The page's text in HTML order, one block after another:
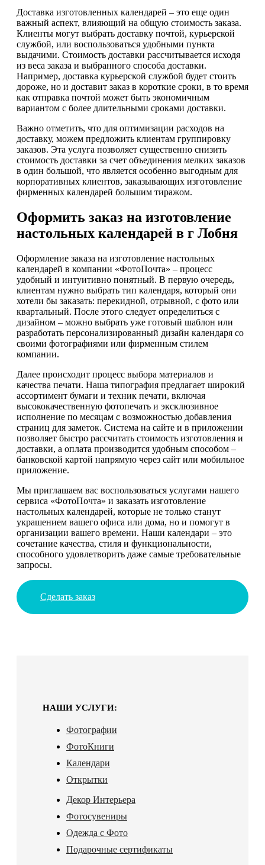
Доставка изготовленных календарей – это еще один
важный аспект, влияющий на общую стоимость заказа.
Клиенты могут выбрать доставку почтой, курьерской
службой, или воспользоваться удобными пункта
выдачими. Стоимость доставки рассчитывается исходя
из веса заказа и выбранного способа доставки.
Например, доставка курьерской службой будет стоить
дороже, но и доставит заказ в короткие сроки, в то время
как отправка почтой может быть экономичным
вариантом с более длительными сроками доставки.
Важно отметить, что для оптимизации расходов на
доставку, можем предложить клиентам группировку
заказов. Эта услуга позволяет существенно снизить
стоимость доставки за счет объединения мелких заказов
в один большой, что является особенно выгодным для
корпоративных клиентов, заказывающих изготовление
фирменных календарей большим тиражом.
Оформить заказ на изготовление
настольных календарей в г Лобня
Оформление заказа на изготовление настольных
календарей в компании «ФотоПочта» – процесс
удобный и интуитивно понятный. В первую очередь,
клиентам нужно выбрать тип календаря, который они
хотели бы заказать: перекидной, отрывной, с фото или
квартальный. После этого следует определиться с
дизайном – можно выбрать уже готовый шаблон или
разработать персонализированный дизайн календаря со
своими фотографиями или фирменным стилем
компании.
Далее происходит процесс выбора материалов и
качества печати. Наша типография предлагает широкий
ассортимент бумаги и техник печати, включая
высококачественную фотопечать и эксклюзивное
исполнение по месяцам с возможностью добавления
страниц для заметок. Система на сайте и в приложении
позволяет быстро рассчитать стоимость изготовления и
доставки, а оплата производится удобным способом –
банковской картой напрямую через сайт или мобильное
приложение.
Мы приглашаем вас воспользоваться услугами нашего
сервиса «ФотоПочта» и заказать изготовление
настольных календарей, которые не только станут
украшением вашего офиса или дома, но и помогут в
организации вашего времени. Наши календари – это
сочетание качества, стиля и функциональности,
способного удовлетворить даже самые требовательные
запросы.
Сделать заказ
НАШИ УСЛУГИ:
Фотографии
ФотоКниги
Календари
Открытки
Декор Интерьера
Фотосувениры
Одежда с Фото
Подарочные сертификаты